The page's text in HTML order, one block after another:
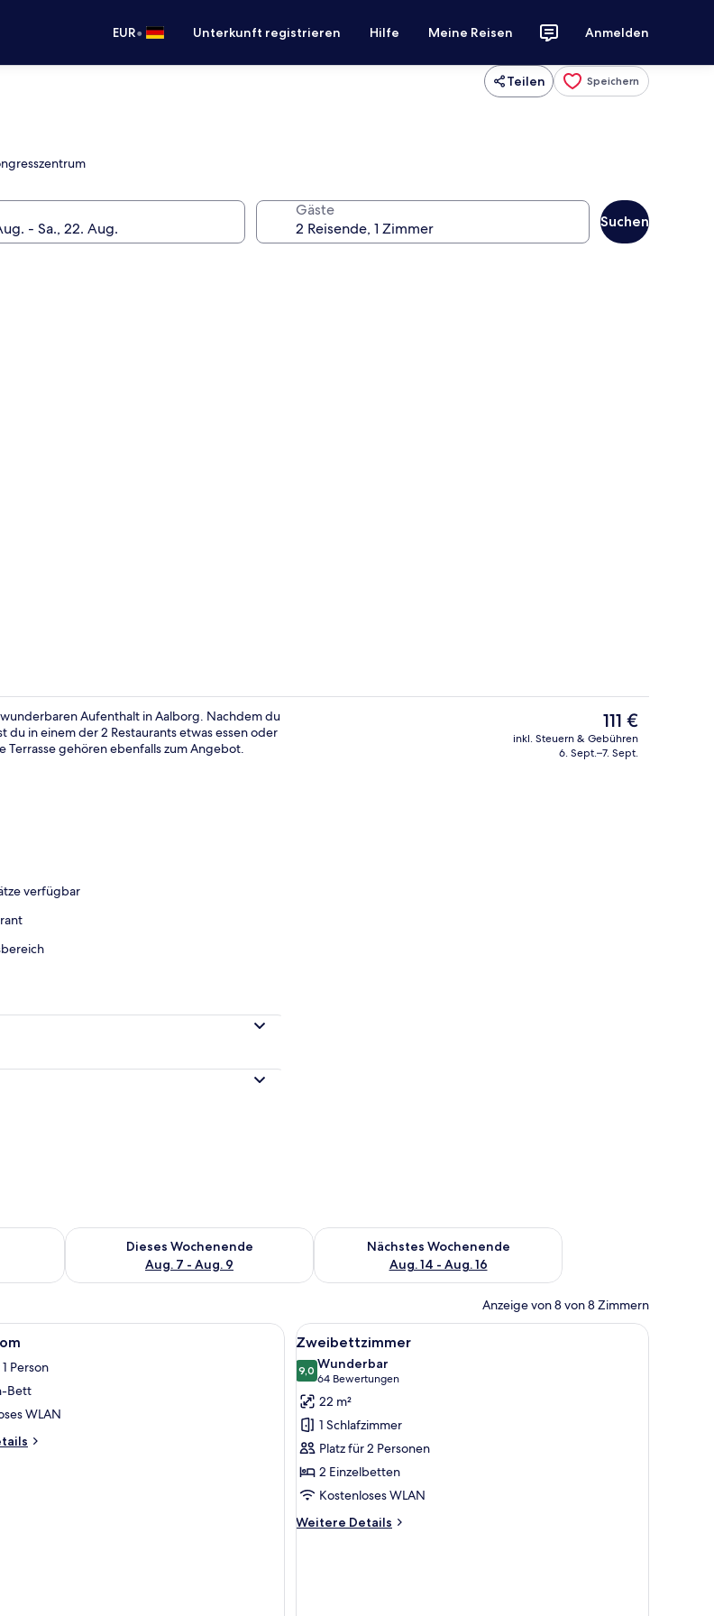
EUR• Unterkunft registrieren Hilfe Meine Reisen Anmelden
Teilen Speichern
Gäste
Suchen
Innenbereich
Aufenthalt in Aalborg. Nachdem du
in einem der 2 Restaurants etwas essen oder
Terrasse gehören ebenfalls zum Angebot.
verfügbar
Der
aktuelle
Preis
111 €
inkl. Steuern & Gebühren
6. Sept.–7. Sept.
morgen, Aug. 8 - Aug. 9.
Dieses Wochenende
Aug. 7 - Aug. 9
Überprüfe die Verfügbarkeit für dieses Wochenende, Aug. 7 - Aug. 9.
Nächstes Wochenende
Aug. 14 - Aug. 16
Überprüfe die Verfügbarkeit für nächstes Wochenende, Aug.
Anzeige von 8 von 8 Zimmern
Zimmersafe, kostenloses WLAN, Wecker, Bettwäsche
Person
Bett
WLAN
Alle
Fotos
für
Zweibettzimmer
anzeigen
Ein Hotelzimmer mit Bett, Schreibtisch, Stuhl
4
Zweibettzimmer
9,09,0 von 10
Wunderbar
64 Bewertungen
(64
Bewertungen)
22 m²
1 Schlafzimmer
Platz für 2 Personen
2 Einzelbetten
Kostenloses WLAN
Weitere Details
Weitere